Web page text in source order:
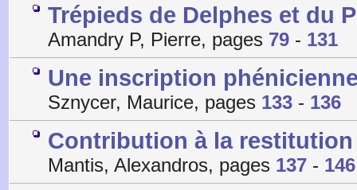
Trépieds de Delphes et du
Amandry P, Pierre, pages 79 - 131
Une inscription
Sznycer, Maurice, pages 133 - 136
Contribution à la restitution
Mantis, Alexandros, pages 137 - 146